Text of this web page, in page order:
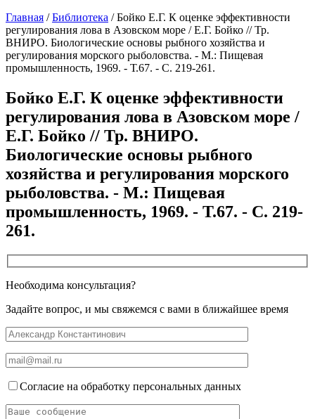
Главная /Библиотека /Бойко Е.Г. К оценке эффективности
регулирования лова в Азовском море / Е.Г. Бойко // Тр.
ВНИРО. Биологические основы рыбного хозяйства и
регулирования морского рыболовства. - М.: Пищевая
промышленность, 1969. - Т.67. - С. 219-261.
Бойко Е.Г. К оценке эффективности
регулирования лова в Азовском море /
Е.Г. Бойко // Тр. ВНИРО.
Биологические основы рыбного
хозяйства и регулирования морского
рыболовства. - М.: Пищевая
промышленность, 1969. - Т.67. - С. 219-
261.
Необходима консультация?
Задайте вопрос, и мы свяжемся с вами в ближайшее время
Согласие на обработку персональных данных